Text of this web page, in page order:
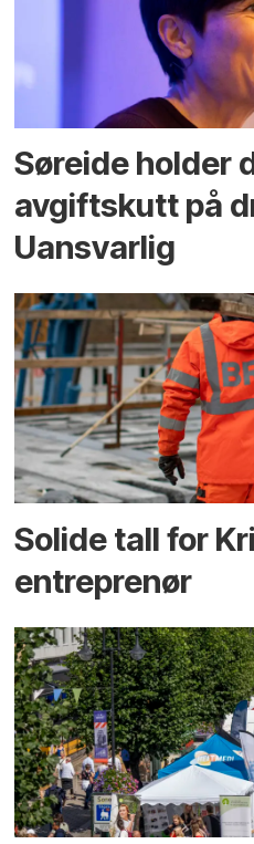
Søreide holder
avgiftskutt på
Uansvarlig
Solide tall for
entreprenør